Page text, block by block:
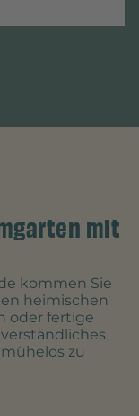
mit
kommen Sie
heimischen
oder fertige
zu